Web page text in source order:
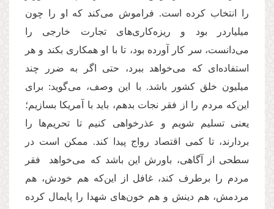
را انتخاب کرده است. فراموش می‌کند که او را چون
میلیاردر بود و ریزه‌کاری‌های تجارت خارجی را
می‌دانست، سر کار آورده بود، تا با او همکاری بکند و هر
استفاده‌ای که می‌خواهد ببرد، حتی اگر به ضرر چند
میلیون خلق کشور باشد. با این وصف، می‌گوید: برای
این‌که مردم را از فقر نجات بدهم، باید با آمریکا بسازیم؛
یعنی تسلیم شویم و عذرخواهی کنیم تا تحریم‌‌ها را
بردارند، تا کمی اقتصاد رواج پیدا کند. ممکن است در
سطحی از آگاهی، باورش این باشد که می‌خواهد فقر
مردم را برطرف کند، غافل از این‌که هم خودش، هم
مردمش، هم دینش و هم خون‌های شهدا را پایمال کرده